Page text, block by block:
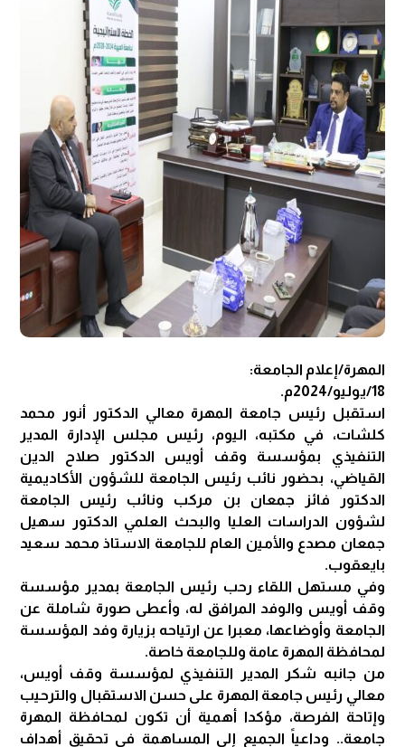
المهرة/إعلام الجامعة:
18/يوليو/2024م.
استقبل رئيس جامعة المهرة معالي الدكتور أنور محمد
كلشات، في مكتبه، اليوم، رئيس مجلس الإدارة المدير
التنفيذي بمؤسسة وقف أويس الدكتور صلاح الدين
القياضي، بحضور نائب رئيس الجامعة للشؤون الأكاديمية
الدكتور فائز جمعان بن مركب ونائب رئيس الجامعة
لشؤون الدراسات العليا والبحث العلمي الدكتور سهيل
جمعان مصدع والأمين العام للجامعة الاستاذ محمد سعيد
بايعقوب.
وفي مستهل اللقاء رحب رئيس الجامعة بمدير مؤسسة
وقف أويس والوفد المرافق له، وأعطى صورة شاملة عن
الجامعة وأوضاعها، معبرا عن ارتياحه بزيارة وفد المؤسسة
لمحافظة المهرة عامة وللجامعة خاصة.
من جانبه شكر المدير التنفيذي لمؤسسة وقف أويس،
معالي رئيس جامعة المهرة على حسن الاستقبال والترحيب
وإتاحة الفرصة، مؤكدا أهمية أن تكون لمحافظة المهرة
جامعة.. وداعياً الجميع إلى المساهمة في تحقيق أهداف